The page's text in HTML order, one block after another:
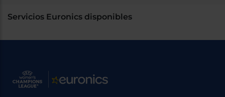
Servicios Euronics disponibles